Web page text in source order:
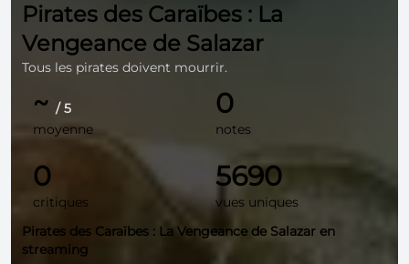
Pirates des Caraïbes : La
Vengeance de Salazar
Tous les pirates doivent mourrir.
~ / 5
moyenne
0
notes
0
critiques
5690
vues uniques
Pirates des Caraïbes : La Vengeance de Salazar en
streaming